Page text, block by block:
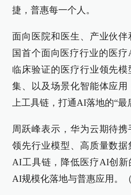
捷，普惠每一个人。
面向医院和医生、产业伙
国首个面向医疗行业的医
临床验证的医疗行业领先
集、以及场景化智能体应
上工具链，打通AI落地的“最
周跃峰表示，华为云期待
领先行业模型、高质量数
AI工具链，降低医疗AI创新
AI规模化落地与普惠应用。（